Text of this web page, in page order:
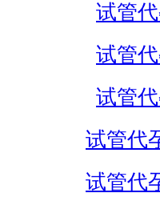
试管
试管
试管
试管代
试管代